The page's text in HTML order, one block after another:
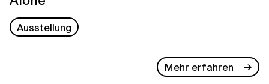
Ausstellung
Mehr erfahren